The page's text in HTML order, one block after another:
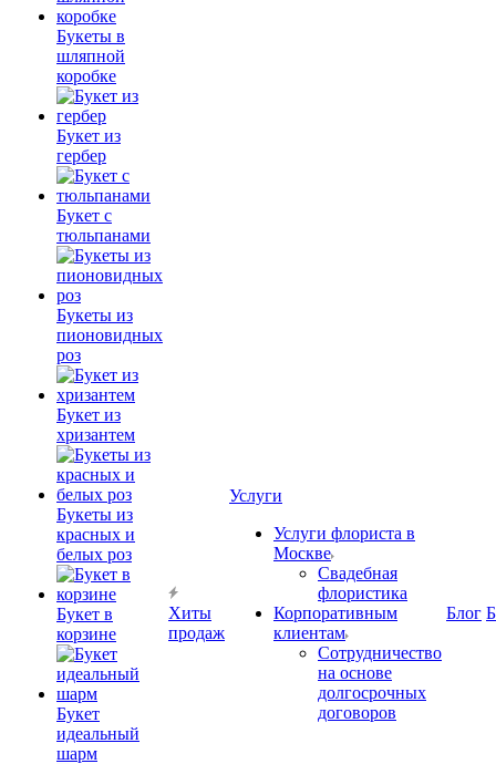
Букеты в
шляпной
коробке
Букет из
гербер
Букет с
тюльпанами
Букеты из
пионовидных
роз
Букет из
хризантем
Букеты из
красных и
белых роз
Букет в
корзине
Букет
идеальный
шарм
Хиты
продаж
Услуги
Услуги флориста в
Москве
Свадебная
флористика
Корпоративным
клиентам
Сотрудничество
на основе
долгосрочных
договоров
Блог